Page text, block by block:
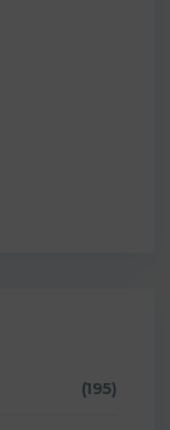
(195)